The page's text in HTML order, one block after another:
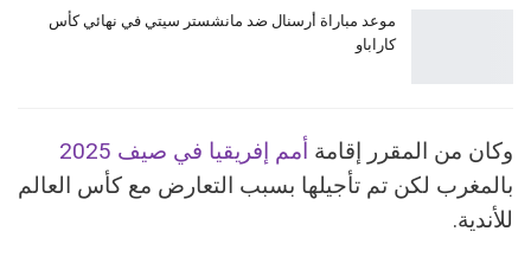
موعد مباراة أرسنال ضد مانشستر سيتي في نهائي كأس
كاراباو
وكان من المقرر إقامة أمم إفريقيا في صيف 2025
بالمغرب لكن تم تأجيلها بسبب التعارض مع كأس العالم
للأندية.